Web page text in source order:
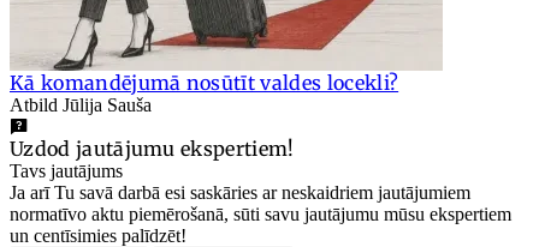
Kā komandējumā nosūtīt valdes locekli?
Atbild Jūlija Sauša
Uzdod jautājumu ekspertiem!
Tavs jautājums
Ja arī Tu savā darbā esi saskāries ar neskaidriem jautājumiem
normatīvo aktu piemērošanā, sūti savu jautājumu mūsu ekspertiem
un centīsimies palīdzēt!